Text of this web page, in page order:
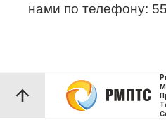
нами по телефону: